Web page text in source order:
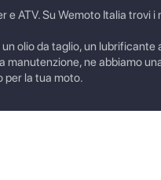
ATV. Su Wemoto Italia trovi
olio da taglio, un lubrificante
ne abbiamo
per la tua moto.